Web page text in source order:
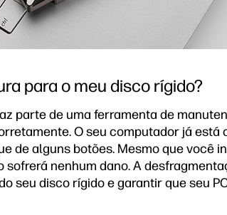
para o meu disco rígido?
parte de uma ferramenta de
O seu computador já está
de alguns botões. Mesmo que você
nenhum dano. A
seu disco rígido e garantir que seu